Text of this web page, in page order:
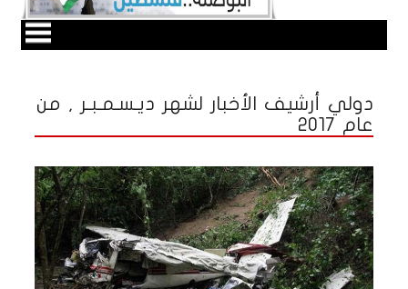
دولي أرشيف الأخبار لشهر ديـسـمـبـر , من
عام 2017